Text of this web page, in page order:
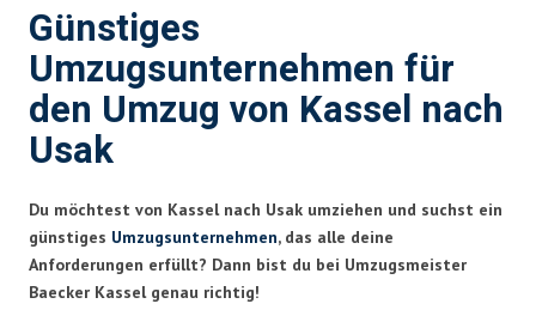
Günstiges
Umzugsunternehmen für
den Umzug von Kassel nach
Usak
Du möchtest von Kassel nach Usak umziehen und suchst ein
günstiges Umzugsunternehmen, das alle deine
Anforderungen erfüllt? Dann bist du bei Umzugsmeister
Baecker Kassel genau richtig!